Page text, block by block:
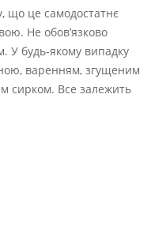
що це самодостатнє
Не обов’язково
У будь-якому випадку
варенням, згущеним
сирком. Все залежить